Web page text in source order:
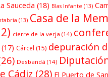
Sauceda (18) Blas Infante (13)
(13) Casa de la
cierre de la verja (14)
(17) Cárcel (15) depuración
Desbandá (14)
Cádiz (28) El Puerto de